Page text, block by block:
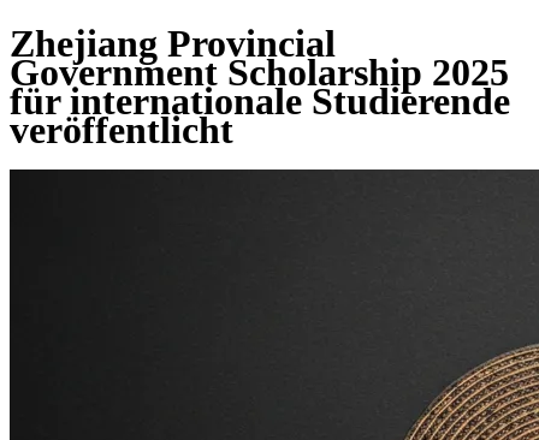
Zhejiang Provincial
Government Scholarship 2025
für internationale Studierende
veröffentlicht